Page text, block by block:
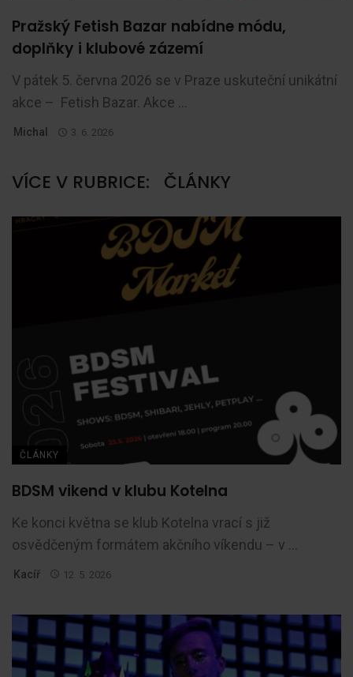
Pražský Fetish Bazar nabídne módu,
doplňky i klubové zázemí
V pátek 5. června 2026 se v Praze uskuteční unikátní
akce – Fetish Bazar. Akce ...
Michal 3. 6. 2026
VÍCE V RUBRICE: ČLÁNKY
ČLÁNKY
BDSM vikend v klubu Kotelna
Ke konci května se klub Kotelna vrací s již
osvědčeným formátem akčního víkendu – v ...
Kacíř 12. 5. 2026